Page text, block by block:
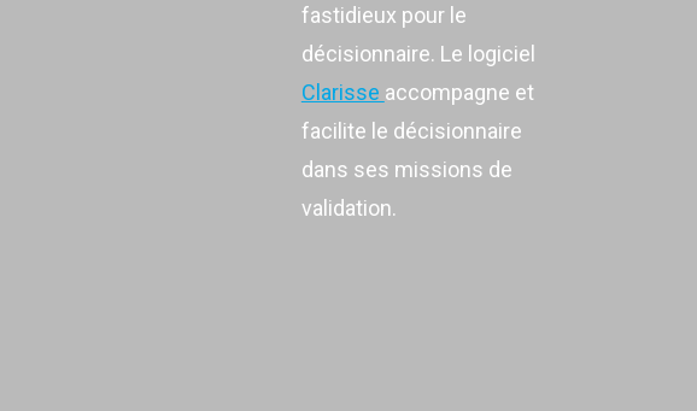
fastidieux pour le
décisionnaire. Le logiciel
Clarisse accompagne et
facilite le décisionnaire
dans ses missions de
validation.